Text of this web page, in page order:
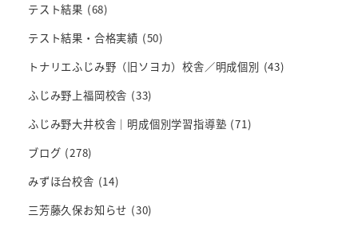
テスト結果 (68)
テスト結果・合格実績 (50)
トナリエふじみ野（旧ソヨカ）校舎／明成個別 (43)
ふじみ野上福岡校舎 (33)
ふじみ野大井校舎｜明成個別学習指導塾 (71)
ブログ (278)
みずほ台校舎 (14)
三芳藤久保お知らせ (30)